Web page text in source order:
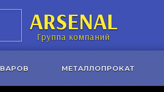
ARSENAL
Группа компаний
МЕТАЛЛОПРОКАТ